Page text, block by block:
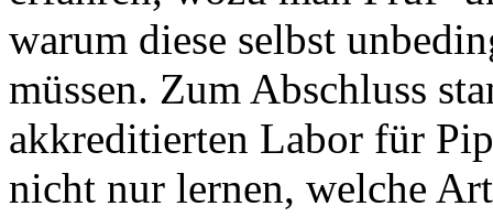
warum diese selbst
müssen. Zum Abschluss
akkreditierten Labor für
nicht nur lernen, welche